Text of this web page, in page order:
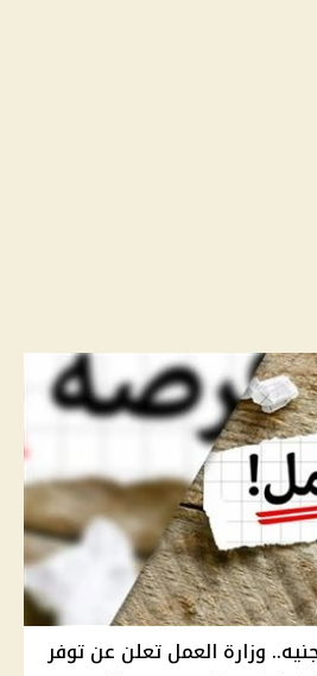
تصل لـ 12500 جنيه.. وزارة العمل تعلن عن توفر